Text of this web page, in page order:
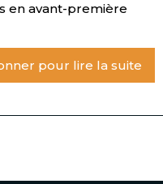
en avant-première
pour lire la suite